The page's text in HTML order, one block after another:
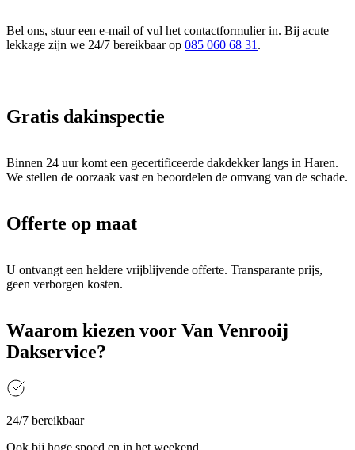
Bel ons, stuur een e-mail of vul het contactformulier in. Bij acute
lekkage zijn we 24/7 bereikbaar op 085 060 68 31 .
Gratis dakinspectie
Binnen 24 uur komt een gecertificeerde dakdekker langs in Haren.
We stellen de oorzaak vast en beoordelen de omvang van de schade.
Offerte op maat
U ontvangt een heldere vrijblijvende offerte. Transparante prijs,
geen verborgen kosten.
Waarom kiezen voor Van Venrooij
Dakservice?
24/7 bereikbaar
Ook bij hoge spoed en in het weekend